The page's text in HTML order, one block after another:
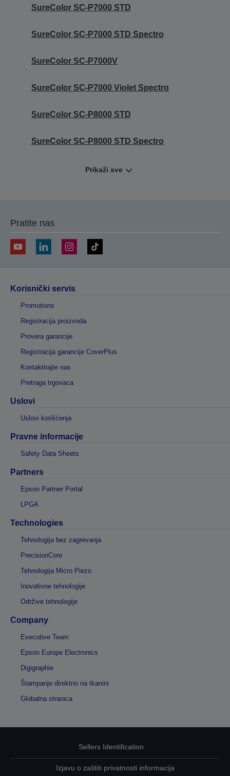
SureColor SC-P7000 STD
SureColor SC-P7000 STD Spectro
SureColor SC-P7000V
SureColor SC-P7000 Violet Spectro
SureColor SC-P8000 STD
SureColor SC-P8000 STD Spectro
Prikaži sve
Pratite nas
Korisnički servis
Promotions
Registracija proizvoda
Provera garancije
Registracija garancije CoverPlus
Kontaktirajte nas
Pretraga trgovaca
Uslovi
Uslovi korišćenja
Pravne informacije
Safety Data Sheets
Partners
Epson Partner Portal
LPGA
Technologies
Tehnologija bez zagrevanja
PrecisionCore
Tehnologija Micro Piezo
Inovativne tehnologije
Održive tehnologije
Company
Executive Team
Epson Europe Electronics
Digigraphie
Štampanje direktno na tkanini
Globalna stranica
Sellers Identification
Izjavu o zaštiti privatnosti informacija